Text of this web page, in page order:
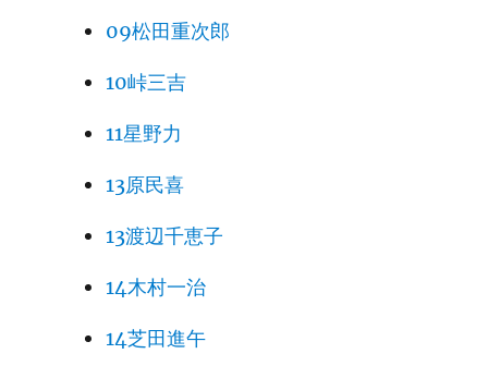
09松田重次郎
10峠三吉
11星野力
13原民喜
13渡辺千恵子
14木村一治
14芝田進午